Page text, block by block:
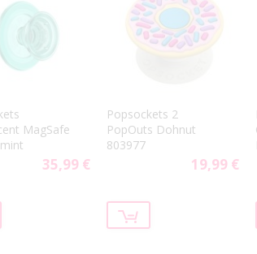
MagSafe
35,99 €
Popsockets 2
PopOuts Dohnut
803977
19,99 €